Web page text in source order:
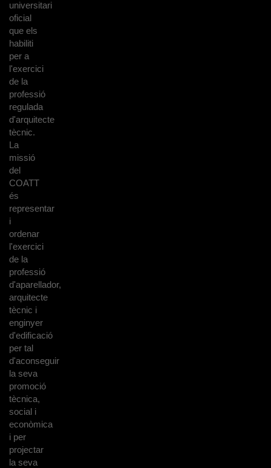
universitari
oficial
que els
habiliti
per a
l'exercici
de la
professió
regulada
d'arquitecte
tècnic.
La
missió
del
COATT
és
representar
i
ordenar
l'exercici
de la
professió
d'aparellador,
arquitecte
tècnic i
enginyer
d'edificació
per tal
d'aconseguir
la seva
promoció
tècnica,
social i
econòmica
i per
projectar
la seva